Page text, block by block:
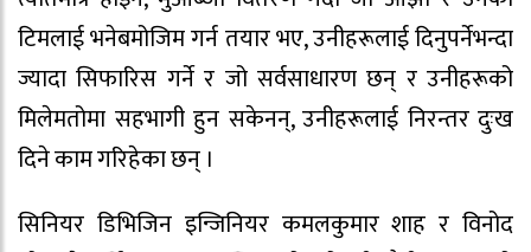
टिमलाई भनेबमोजिम गर्न तयार भए, उनीहरूलाई दिनुपर्नेभन्दा
ज्यादा सिफारिस गर्ने र जो सर्वसाधारण छन् र उनीहरूको
मिलेमतोमा सहभागी हुन सकेनन्, उनीहरूलाई निरन्तर दुःख
दिने काम गरिहेका छन् ।
सिनियर डिभिजिन इन्जिनियर कमलकुमार शाह र विनोद